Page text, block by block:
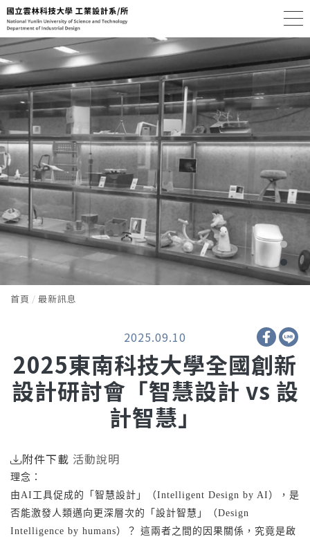
首頁 最新訊息
2025.09.10
2025東南科技大學全國創新
設計研討會「智慧設計 vs 設
計智慧」
附件下載 活動說明
理念：
由AI工具促成的「智慧設計」（Intelligent Design by AI），是
否能激發人類邁向更深層次的「設計智慧」（Design
Intelligence by humans）？ 這兩者之間的因果關係，究竟是啟